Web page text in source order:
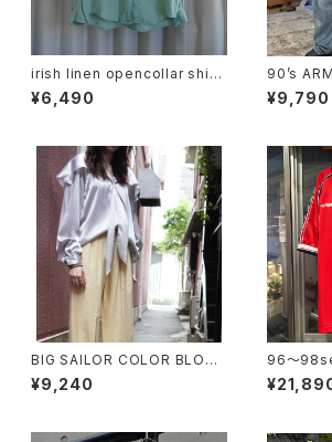
irish linen opencollar shirt
"mint"
¥6,490
90’s
ain T-
¥9,790
BIG SAILOR COLOR BLOUS
E
¥9,240
96〜
r United